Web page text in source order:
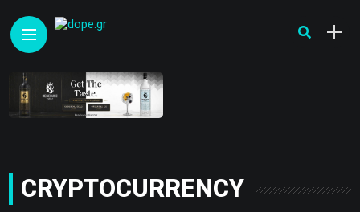
CRYPTOCURRENCY